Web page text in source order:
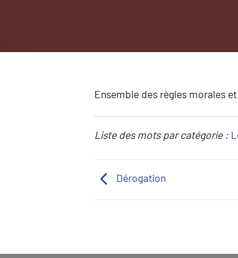
Ensemble des règles morales
Liste des mots par catégorie :
Dérogation